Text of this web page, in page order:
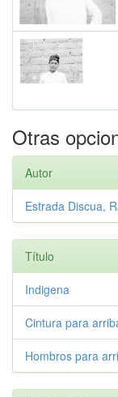
Otras
Autor
Estrada Discua,
Título
Indigena
Cintura para
Hombros para